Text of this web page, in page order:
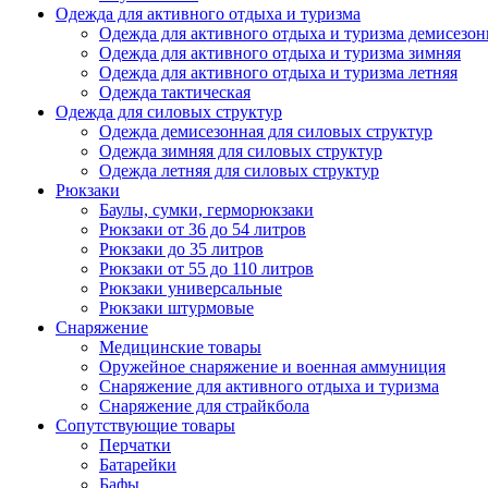
Одежда для активного отдыха и туризма
Одежда для активного отдыха и туризма
Одежда для активного отдыха и туризма зимняя
Одежда для активного отдыха и туризма летняя
Одежда тактическая
Одежда для силовых структур
Одежда демисезонная для силовых структур
Одежда зимняя для силовых структур
Одежда летняя для силовых структур
Рюкзаки
Баулы, сумки, герморюкзаки
Рюкзаки от 36 до 54 литров
Рюкзаки до 35 литров
Рюкзаки от 55 до 110 литров
Рюкзаки универсальные
Рюкзаки штурмовые
Снаряжение
Медицинские товары
Оружейное снаряжение и военная аммуниция
Снаряжение для активного отдыха и туризма
Снаряжение для страйкбола
Сопутствующие товары
Перчатки
Батарейки
Бафы